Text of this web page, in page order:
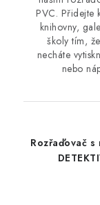
PVC. Přidejte
knihovny,
školy tím,
necháte
nebo
Rozřaďovač s